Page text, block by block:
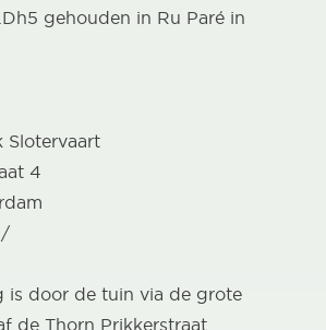
gehouden in Ru Paré in
Slotervaart
4
is door de tuin via de grote
de Thorn Prikkerstraat.